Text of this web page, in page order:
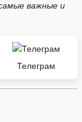
важные и
Телеграм